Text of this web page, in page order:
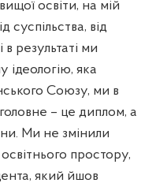
освіти, на мій
суспільства, від
результаті ми
ідеологію, яка
Союзу, ми в
– це диплом, а
Ми не змінили
простору,
який йшов